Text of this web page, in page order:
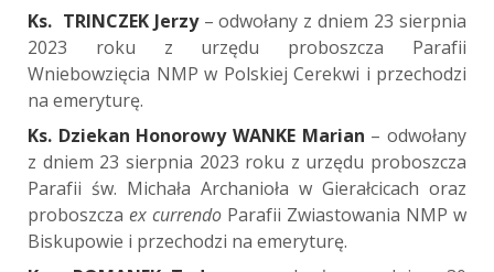
Ks. TRINCZEK Jerzy– odwołany z dniem 23 sierpnia
2023 roku z urzędu proboszcza Parafii
Wniebowzięcia NMP w Polskiej Cerekwi i przechodzi
na emeryturę.
Ks. Dziekan Honorowy WANKE Marian – odwołany
z dniem 23 sierpnia 2023 roku z urzędu proboszcza
Parafii św. Michała Archanioła w Gierałcicach oraz
proboszcza ex currendo Parafii Zwiastowania NMP w
Biskupowie i przechodzi na emeryturę.